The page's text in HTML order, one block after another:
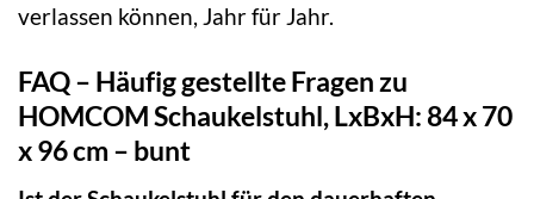
verlassen können, Jahr für Jahr.
FAQ – Häufig gestellte Fragen zu
HOMCOM Schaukelstuhl, LxBxH: 84 x 70
x 96 cm – bunt